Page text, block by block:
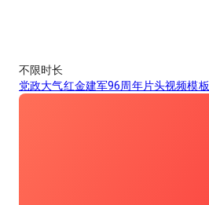
不限时长
党政大气红金建军96周年片头视频模板